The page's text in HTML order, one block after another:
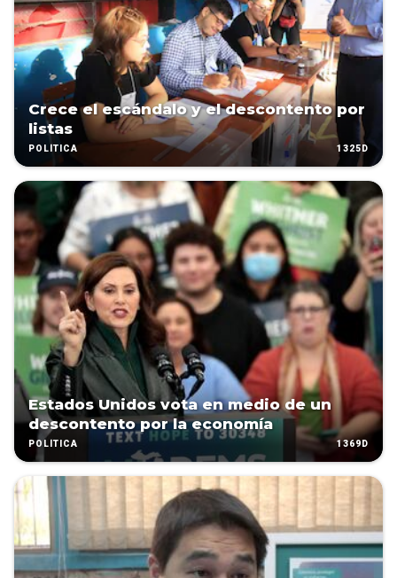
Crece el escándalo y el descontento por
listas
POLÍTICA 1325D
Estados Unidos vota en medio de un
descontento por la economía
POLÍTICA 1369D